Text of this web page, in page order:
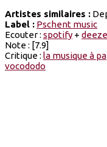
Artistes similaires :
Label : Pschent music
Ecouter : spotify +
Note : [7.9]
Critique : la musique à
vocododo